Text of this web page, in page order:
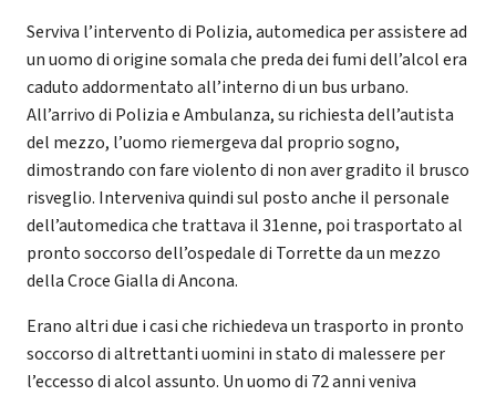
Serviva l’intervento di Polizia, automedica per assistere ad
un uomo di origine somala che preda dei fumi dell’alcol era
caduto addormentato all’interno di un bus urbano.
All’arrivo di Polizia e Ambulanza, su richiesta dell’autista
del mezzo, l’uomo riemergeva dal proprio sogno,
dimostrando con fare violento di non aver gradito il brusco
risveglio. Interveniva quindi sul posto anche il personale
dell’automedica che trattava il 31enne, poi trasportato al
pronto soccorso dell’ospedale di Torrette da un mezzo
della Croce Gialla di Ancona.
Erano altri due i casi che richiedeva un trasporto in pronto
soccorso di altrettanti uomini in stato di malessere per
l’eccesso di alcol assunto. Un uomo di 72 anni veniva